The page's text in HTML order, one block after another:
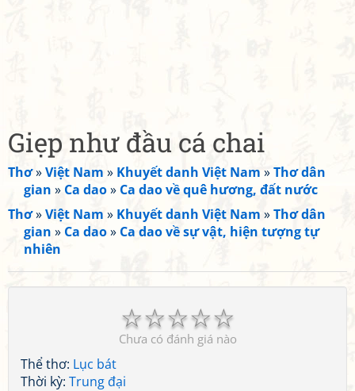
Giẹp như đầu cá chai
Thơ»Việt Nam » Khuyết danh Việt Nam »Thơ dân
gian » Ca dao» Ca dao về quê hương, đất nước
Thơ»Việt Nam » Khuyết danh Việt Nam »Thơ dân
gian » Ca dao» Ca dao về sự vật, hiện tượng tự
nhiên
☆
☆
☆
☆
☆
Chưa có đánh giá nào
Thể thơ: Lục bát
Thời kỳ: Trung đại